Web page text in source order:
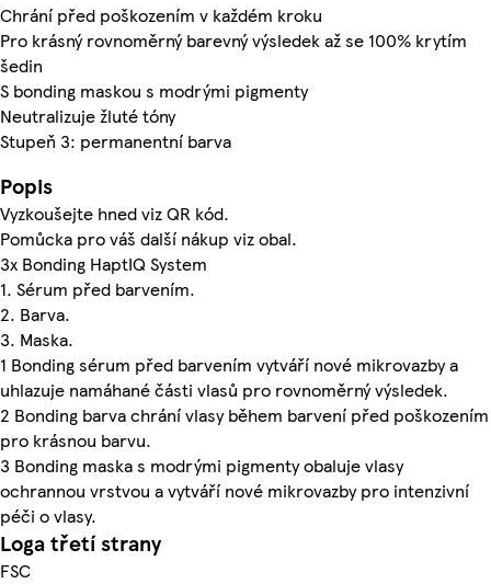
Chrání před poškozením v každém kroku
Pro krásný rovnoměrný barevný výsledek až se 100% krytím
šedin
S bonding maskou s modrými pigmenty
Neutralizuje žluté tóny
Stupeň 3: permanentní barva
Popis
Vyzkoušejte hned viz QR kód.
Pomůcka pro váš další nákup viz obal.
3x Bonding HaptIQ System
1. Sérum před barvením.
2. Barva.
3. Maska.
1 Bonding sérum před barvením vytváří nové mikrovazby a
uhlazuje namáhané části vlasů pro rovnoměrný výsledek.
2 Bonding barva chrání vlasy během barvení před poškozením
pro krásnou barvu.
3 Bonding maska s modrými pigmenty obaluje vlasy
ochrannou vrstvou a vytváří nové mikrovazby pro intenzivní
péči o vlasy.
Loga třetí strany
FSC